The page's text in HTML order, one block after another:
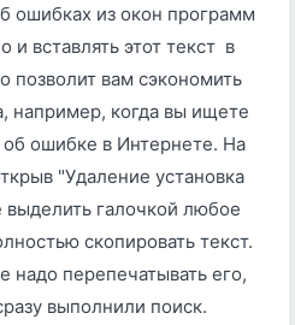
ошибках из окон программ
и вставлять этот текст в
позволит вам сэкономить
например, когда вы ищете
ошибке в Интернете. На
"Удаление установка
галочкой любое
скопировать текст.
надо перепечатывать его,
выполнили поиск.